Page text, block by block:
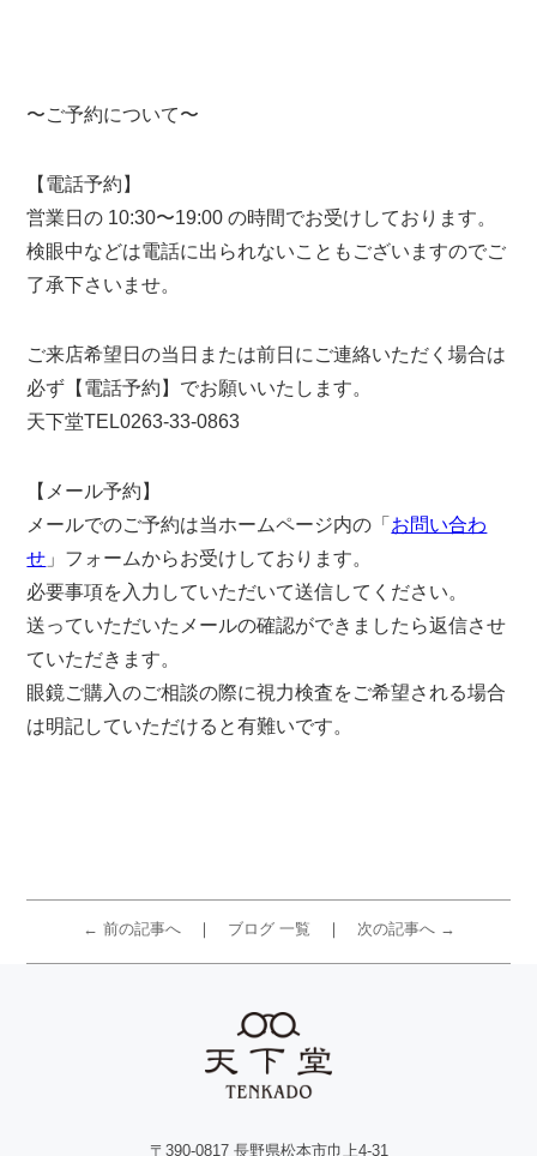
〜ご予約について〜
【電話予約】
営業日の 10:30〜19:00 の時間でお受けしております。
検眼中などは電話に出られないこともございますのでご
了承下さいませ。
ご来店希望日の当日または前日にご連絡いただく場合は
必ず【電話予約】でお願いいたします。
天下堂TEL0263-33-0863
【メール予約】
メールでのご予約は当ホームページ内の「 お問い合わ
せ 」フォームからお受けしております。
必要事項を入力していただいて送信してください。
送っていただいたメールの確認ができましたら返信させ
ていただきます。
眼鏡ご購入のご相談の際に視力検査をご希望される場合
は明記していただけると有難いです。
← 前の記事へ ブログ 一覧 次の記事へ →
〒390-0817 長野県松本市巾上4-31